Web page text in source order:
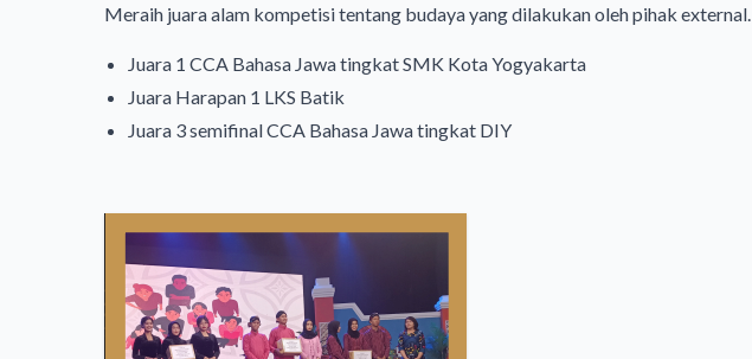
Meraih juara alam kompetisi tentang budaya yang dilakukan oleh pihak external.
Juara 1 CCA Bahasa Jawa tingkat SMK Kota Yogyakarta
Juara Harapan 1 LKS Batik
Juara 3 semifinal CCA Bahasa Jawa tingkat DIY